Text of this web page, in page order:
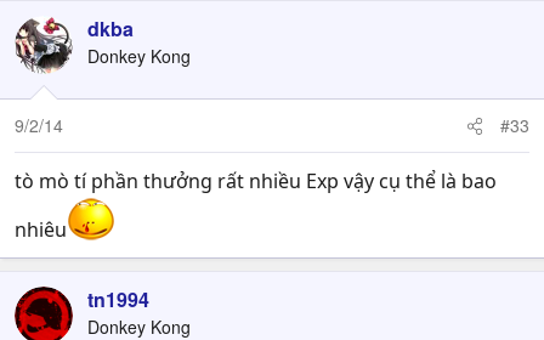
dkba
Donkey Kong
9/2/14 #33
tò mò tí phần thưởng rất nhiều Exp vậy cụ thể là bao
nhiêu
tn1994
Donkey Kong